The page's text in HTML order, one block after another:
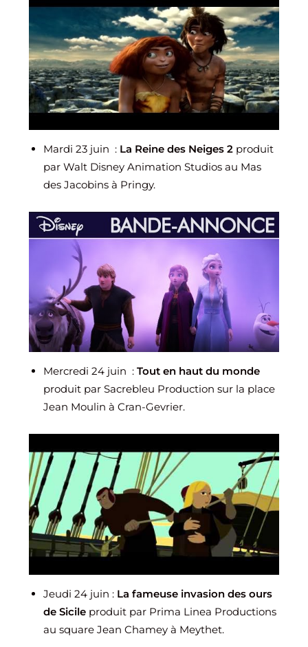
Mardi 23 juin : La Reine des Neiges 2 produit
par Walt Disney Animation Studios au Mas
des Jacobins à Pringy.
Mercredi 24 juin : Tout en haut du monde
produit par Sacrebleu Production sur la place
Jean Moulin à Cran-Gevrier.
Jeudi 24 juin : La fameuse invasion des ours
de Sicile produit par Prima Linea Productions
au square Jean Chamey à Meythet.